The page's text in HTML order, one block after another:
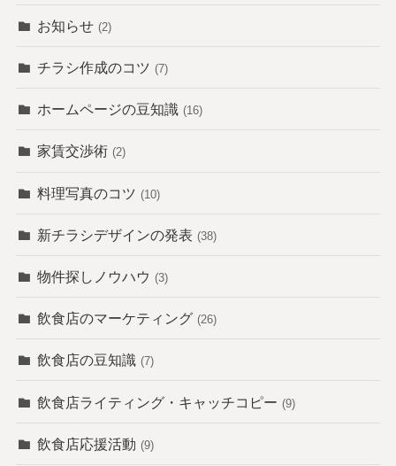
お知らせ (2)
チラシ作成のコツ (7)
ホームページの豆知識 (16)
家賃交渉術 (2)
料理写真のコツ (10)
新チラシデザインの発表 (38)
物件探しノウハウ (3)
飲食店のマーケティング (26)
飲食店の豆知識 (7)
飲食店ライティング・キャッチコピー (9)
飲食店応援活動 (9)